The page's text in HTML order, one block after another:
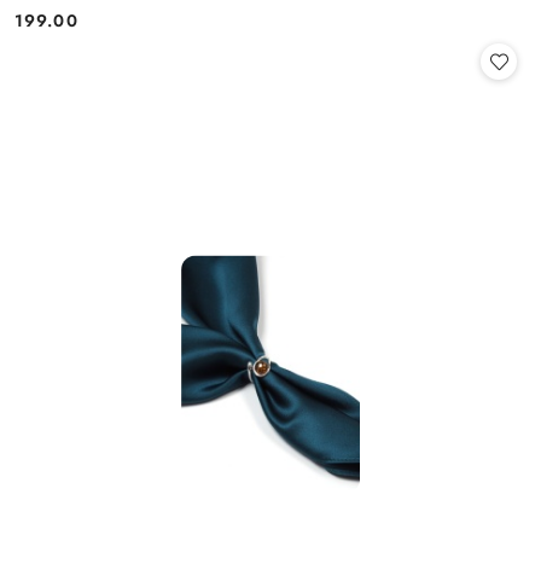
Cena:
199.00